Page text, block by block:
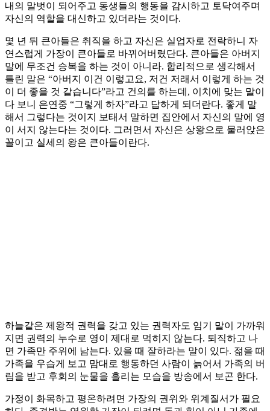
내의 말벗이 되어주고 동생들의 행동을 감시하고 토닥여주며
자신의 역할을 대신하고 있더라는 것이다.
몇 년 뒤 큰아들은 취직을 하고 자신은 실업자로 전락하니 자
연스럽게 가장이 큰아들로 바뀌어버렸단다. 큰아들은 아버지
말에 무조건 승복을 하는 것이 아니라. 합리적으로 생각해서
틀린 말은 “아버지 이건 이렇고요, 저건 저래서 이렇게 하는 것
이 더 좋을 것 같습니다”라고 건의를 하는데, 이치에 맞는 말이
다 보니 은연중 “그렇게 하자”라고 답하게 되더란다. 좋게 말
해서 그렇다는 것이지 보태서 말하면 집안에서 자신의 말에 영
이 서지 않는다는 것이다. 그러면서 자신은 상왕으로 물러앉은
꼴이고 실세의 왕은 큰아들이란다.
하늘같은 제왕적 권력을 갖고 있는 권력자도 임기 말이 가까워
지면 권력의 누수로 영이 제대로 먹히지 않는다. 퇴직하고 나
면 가족만 주위에 남는다. 있을 때 잘하라는 말이 있다. 젊을 때
가족을 우습게 보고 맘대로 행동하던 사람이 늙어서 가족의 버
림을 받고 후회의 눈물을 흘리는 모습을 방송에서 보곤 한다.
가정이 화목하고 평온하려면 가장의 권위와 위계질서가 필요